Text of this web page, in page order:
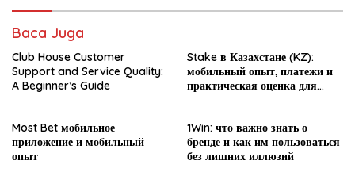
Baca Juga
Club House Customer
Support and Service Quality:
A Beginner’s Guide
Stake в Казахстане (KZ):
мобильный опыт, платежи и
практическая оценка для
Most Bet мобильное
приложение и мобильный
опыт
1Win: что важно знать о
бренде и как им пользоваться
без лишних иллюзий